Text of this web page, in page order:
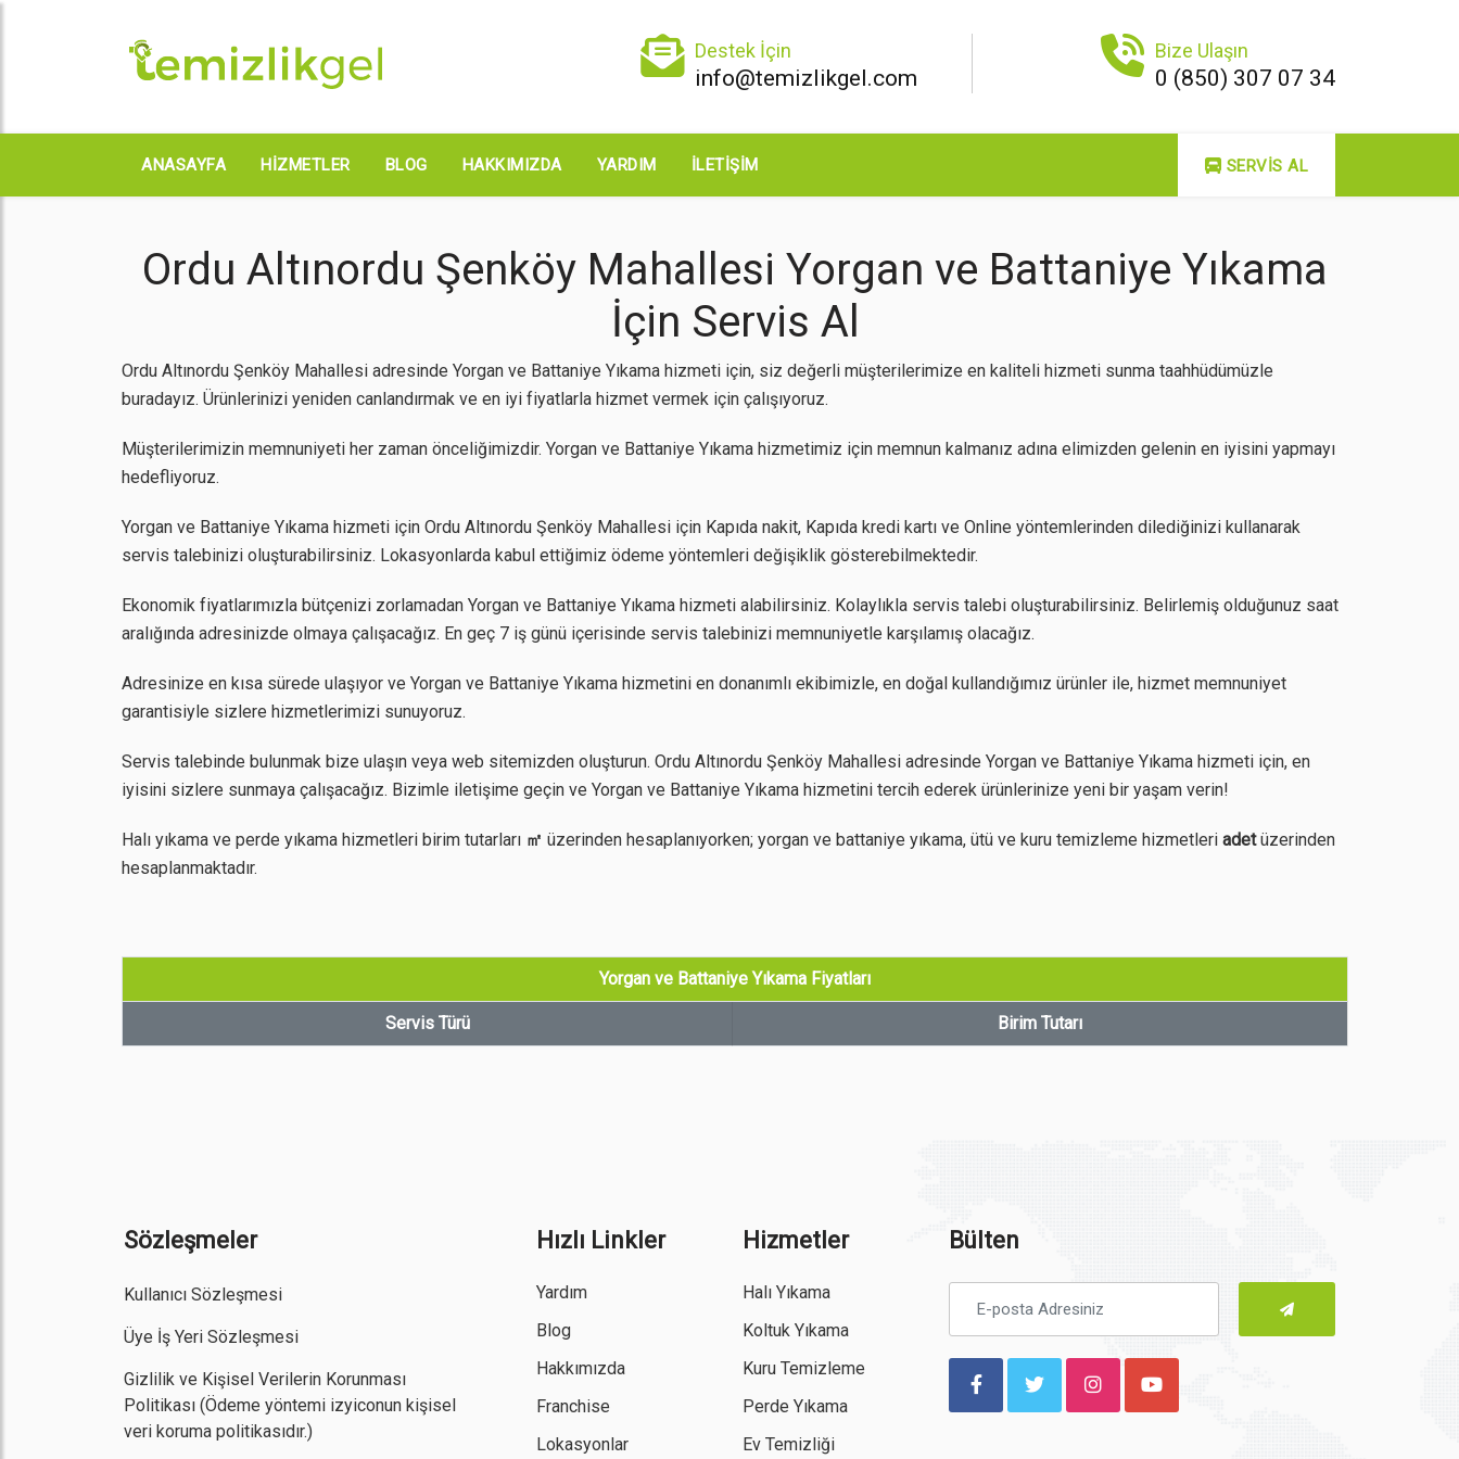
Destek İçin
info@temizlikgel.com
Bize Ulaşın
0 (850) 307 07 34
ANASAYFA HIZMETLER BLOG HAKKIMIZDA YARDIM İLETIŞIM SERVIS AL
Ordu Altınordu Şenköy Mahallesi Yorgan ve Battaniye Yıkama
İçin Servis Al
Ordu Altınordu Şenköy Mahallesi adresinde Yorgan ve Battaniye Yıkama hizmeti için, siz değerli müşterilerimize en kaliteli hizmeti sunma taahhüdümüzle
buradayız. Ürünlerinizi yeniden canlandırmak ve en iyi fiyatlarla hizmet vermek için çalışıyoruz.
Müşterilerimizin memnuniyeti her zaman önceliğimizdir. Yorgan ve Battaniye Yıkama hizmetimiz için memnun kalmanız adına elimizden gelenin en iyisini yapmayı
hedefliyoruz.
Yorgan ve Battaniye Yıkama hizmeti için Ordu Altınordu Şenköy Mahallesi için Kapıda nakit, Kapıda kredi kartı ve Online yöntemlerinden dilediğinizi kullanarak
servis talebinizi oluşturabilirsiniz. Lokasyonlarda kabul ettiğimiz ödeme yöntemleri değişiklik gösterebilmektedir.
Ekonomik fiyatlarımızla bütçenizi zorlamadan Yorgan ve Battaniye Yıkama hizmeti alabilirsiniz. Kolaylıkla servis talebi oluşturabilirsiniz. Belirlemiş olduğunuz saat
aralığında adresinizde olmaya çalışacağız. En geç 7 iş günü içerisinde servis talebinizi memnuniyetle karşılamış olacağız.
Adresinize en kısa sürede ulaşıyor ve Yorgan ve Battaniye Yıkama hizmetini en donanımlı ekibimizle, en doğal kullandığımız ürünler ile, hizmet memnuniyet
garantisiyle sizlere hizmetlerimizi sunuyoruz.
Servis talebinde bulunmak bize ulaşın veya web sitemizden oluşturun. Ordu Altınordu Şenköy Mahallesi adresinde Yorgan ve Battaniye Yıkama hizmeti için, en
iyisini sizlere sunmaya çalışacağız. Bizimle iletişime geçin ve Yorgan ve Battaniye Yıkama hizmetini tercih ederek ürünlerinize yeni bir yaşam verin!
Halı yıkama ve perde yıkama hizmetleri birim tutarları ㎡ üzerinden hesaplanıyorken; yorgan ve battaniye yıkama, ütü ve kuru temizleme hizmetleri adetüzerinden
hesaplanmaktadır.
Yorgan ve Battaniye Yıkama Fiyatları
Servis Türü Birim Tutarı
Sözleşmeler
Kullanıcı Sözleşmesi
Üye İş Yeri Sözleşmesi
Gizlilik ve Kişisel Verilerin Korunması
Politikası (Ödeme yöntemi izyiconun kişisel
veri koruma politikasıdır.)
Hızlı Linkler
Yardım
Blog
Hakkımızda
Franchise
Lokasyonlar
Hizmetler
Halı Yıkama
Koltuk Yıkama
Kuru Temizleme
Perde Yıkama
Ev Temizliği
Bülten